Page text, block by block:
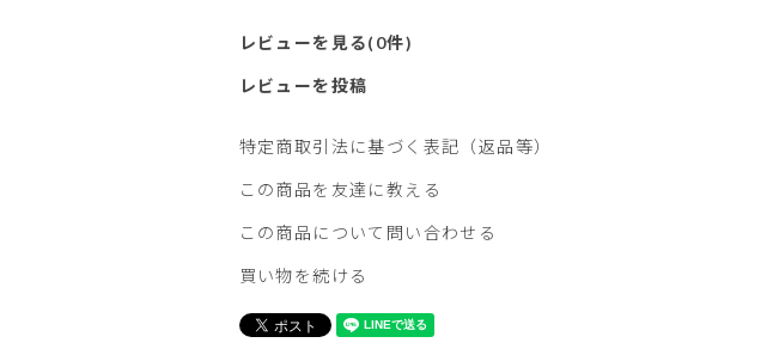
レビューを見る(0件)
レビューを投稿
特定商取引法に基づく表記（返品等）
この商品を友達に教える
この商品について問い合わせる
買い物を続ける